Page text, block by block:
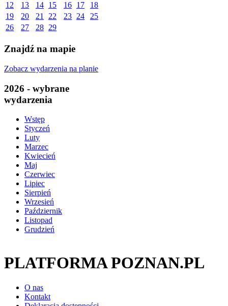
12
13 14 15 16 17
18
19
20 21 22 23 24
25
26
27 28 29
Znajdź na mapie
Zobacz wydarzenia na planie
2026 - wybrane
wydarzenia
Wstęp
Styczeń
Luty
Marzec
Kwiecień
Maj
Czerwiec
Lipiec
Sierpień
Wrzesień
Październik
Listopad
Grudzień
PLATFORMA POZNAN.PL
O nas
Kontakt